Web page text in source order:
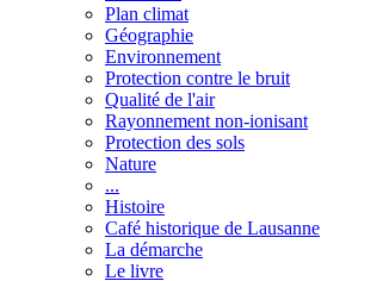
Plan climat
Géographie
Environnement
Protection contre le bruit
Qualité de l'air
Rayonnement non-ionisant
Protection des sols
Nature
...
Histoire
Café historique de Lausanne
La démarche
Le livre